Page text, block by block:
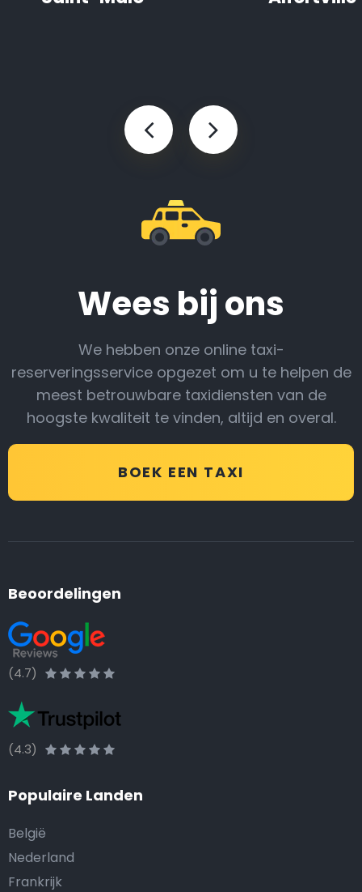
Wees bij ons
We hebben onze online taxi-
reserveringsservice opgezet om u te helpen de
meest betrouwbare taxidiensten van de
hoogste kwaliteit te vinden, altijd en overal.
BOEK EEN TAXI
Beoordelingen
(4.7)
(4.3)
Populaire Landen
België
Nederland
Frankrijk